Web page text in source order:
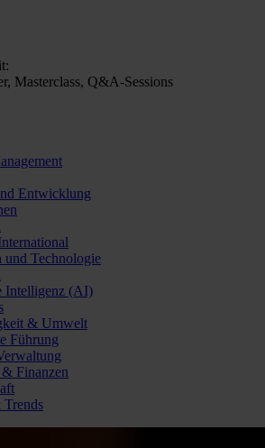
Masterclass, Q&A-Sessions
Entwicklung
und Technologie
Intelligenz (AI)
& Umwelt
Führung
Finanzen